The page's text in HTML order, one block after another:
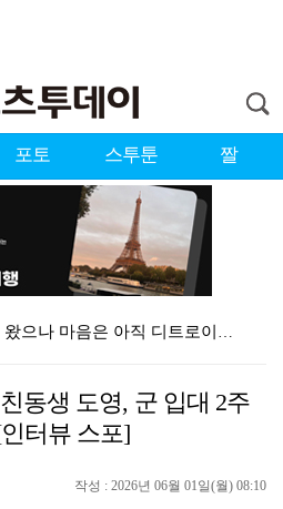
포토 스투툰 짤
스쿠발, 다저스 왔으나 마음은 아직 디트로이트에…"다시…
2, 버디 성공
, 가벼운 발걸음
동생 도영, 군 입대 2주
터뷰 스포]
작성 : 2026년 06월 01일(월) 08:10